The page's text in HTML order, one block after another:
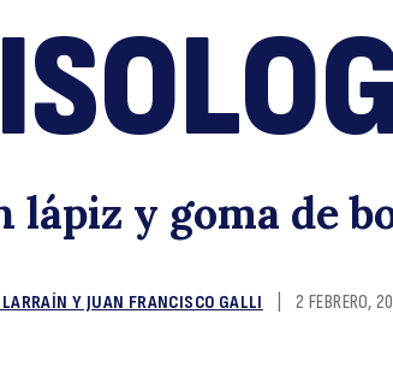
lápiz y goma de
Y JUAN FRANCISCO GALLI 2 FEBRERO,